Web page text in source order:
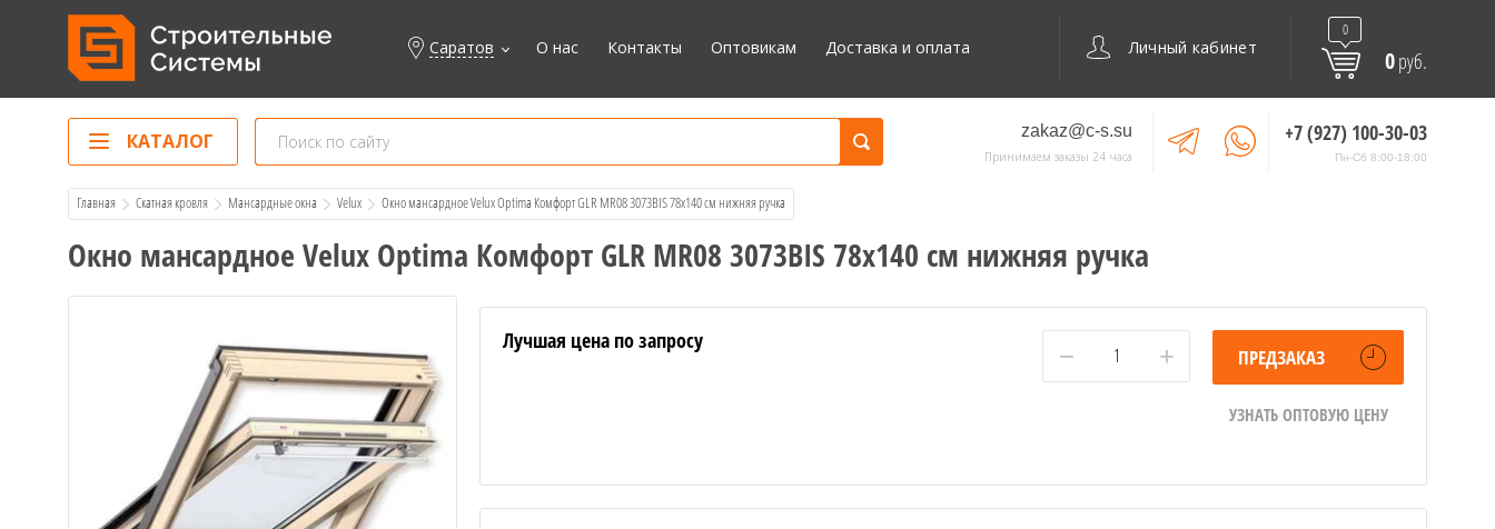
Саратов О нас Контакты Оптовикам Доставка и оплата Личный кабинет
0
0руб.
КАТАЛОГ zakaz@c-s.su
Принимаем заказы 24 часа
+7 (927) 100-30-03
Пн-Сб 8:00-18:00
Главная Скатная кровля Мансардные окна Velux
  Окно мансардное Velux Optima Комфорт GLR MR08 3073BIS 78x140 см нижняя ручка
Окно мансардное Velux Optima Комфорт GLR MR08 3073BIS 78x140 см нижняя ручка
Лучшая цена по запросу
− + ПРЕДЗАКАЗ
УЗНАТЬ ОПТОВУЮ ЦЕНУ